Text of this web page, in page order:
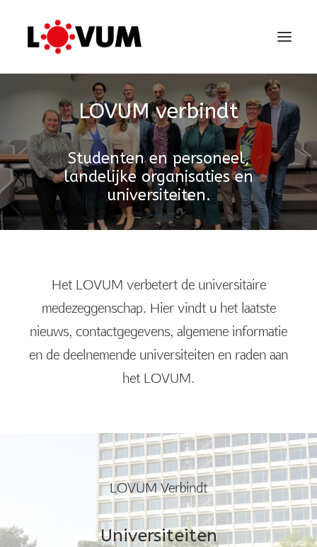
LOVUM verbindt
Studenten en personeel,
landelijke organisaties en
universiteiten.
Het LOVUM verbetert de universitaire
medezeggenschap. Hier vindt u het laatste
nieuws, contactgegevens, algemene informatie
en de deelnemende universiteiten en raden aan
het LOVUM.
LOVUM Verbindt
Universiteiten